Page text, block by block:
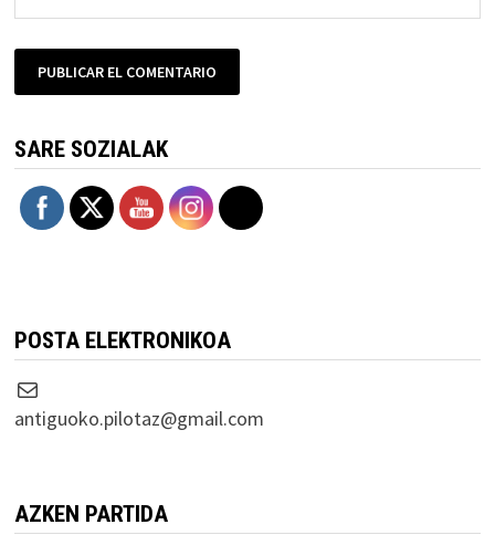
SARE SOZIALAK
POSTA ELEKTRONIKOA
Correo electrónico
antiguoko.pilotaz@gmail.com
AZKEN PARTIDA